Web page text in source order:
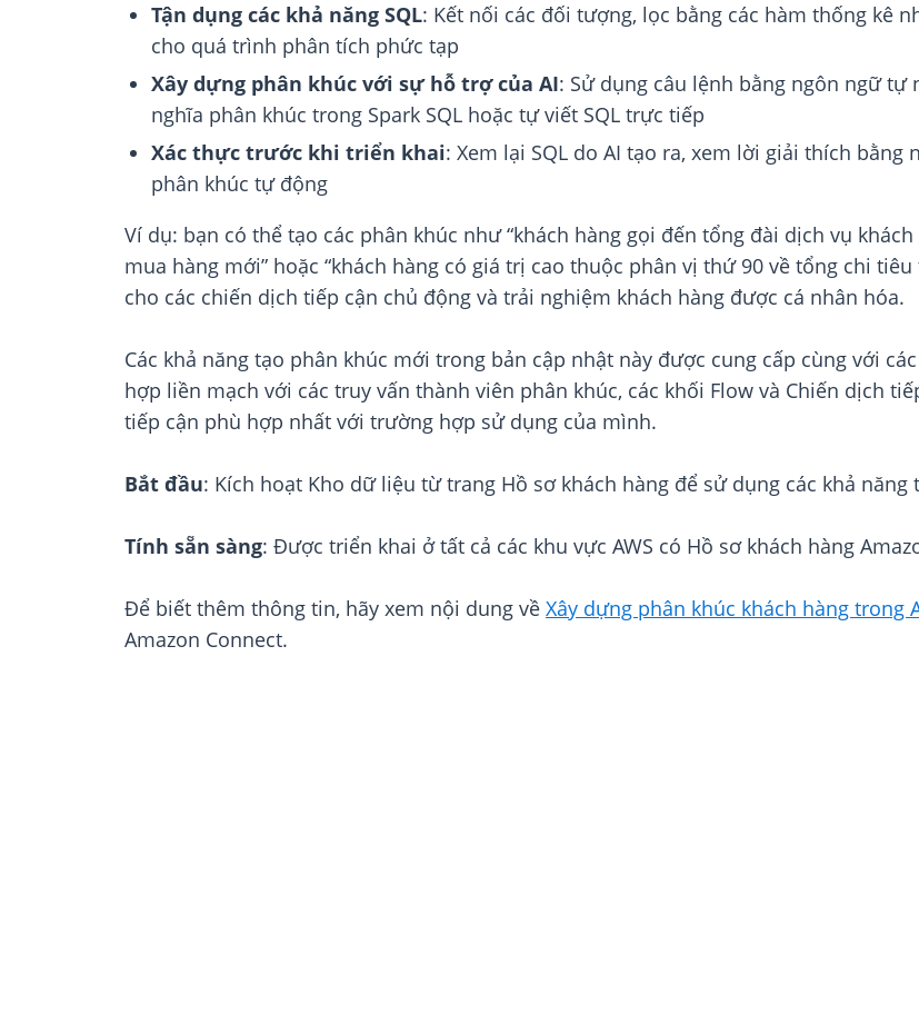
Tận dụng các khả năng SQL: Kết nối các đối tượng, lọc bằng các hàm thống kê
cho quá trình phân tích phức tạp
Xây dựng phân khúc với sự hỗ trợ của AI: Sử dụng câu lệnh bằng ngôn ngữ
nghĩa phân khúc trong Spark SQL hoặc tự viết SQL trực tiếp
Xác thực trước khi triển khai: Xem lại SQL do AI tạo ra, xem lời giải thích
phân khúc tự động
Ví dụ: bạn có thể tạo các phân khúc như “khách hàng gọi đến tổng đài dịch vụ
mua hàng mới” hoặc “khách hàng có giá trị cao thuộc phân vị thứ 90 về tổng chi
cho các chiến dịch tiếp cận chủ động và trải nghiệm khách hàng được cá nhân hóa.
Các khả năng tạo phân khúc mới trong bản cập nhật này được cung cấp cùng với
hợp liền mạch với các truy vấn thành viên phân khúc, các khối Flow và Chiến dịch
tiếp cận phù hợp nhất với trường hợp sử dụng của mình.
Bắt đầu: Kích hoạt Kho dữ liệu từ trang Hồ sơ khách hàng để sử dụng các khả năng
Tính sẵn sàng: Được triển khai ở tất cả các khu vực AWS có Hồ sơ khách hàng
Để biết thêm thông tin, hãy xem nội dung về Xây dựng phân khúc khách hàng trong
Amazon Connect.